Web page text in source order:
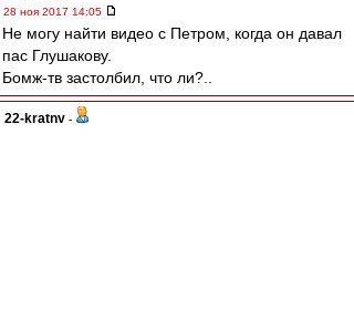
28 ноя 2017 14:05
Не могу найти видео с Петром, когда он давал
пас Глушакову.
Бомж-тв застолбил, что ли?..
22-kratny -